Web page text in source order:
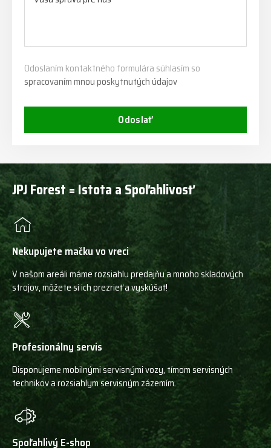
Odoslaním kontaktného formulára súhlasím so
spracovaním mnou poskytnutých údajov
Odoslať
JPJ Forest = Istota a Spoľahlivosť
Nekupujete mačku vo vreci
V našom areáli máme rozsiahlu predajňu a mnoho skladových
strojov, môžete si ich prezrieť a vyskúšať!
Profesionálny servis
Disponujeme mobilnými servisnými vozy, tímom servisných
technikov a rozsiahlym servisným zázemím.
Spoľahlivý E-shop